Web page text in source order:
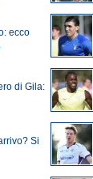
ecco
di Gila:
Si